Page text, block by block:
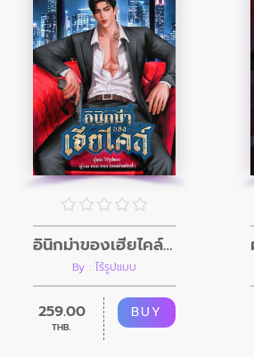
อินิกม่าของเฮียไคล์ (Mpreg)
By : ไร้รูปแบบ
259.00
THB.
BUY